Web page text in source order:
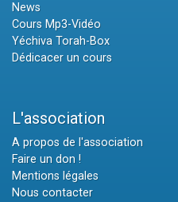
News
Cours Mp3-Vidéo
Yéchiva Torah-Box
Dédicacer un cours
L'association
A propos de l'association
Faire un don !
Mentions légales
Nous contacter